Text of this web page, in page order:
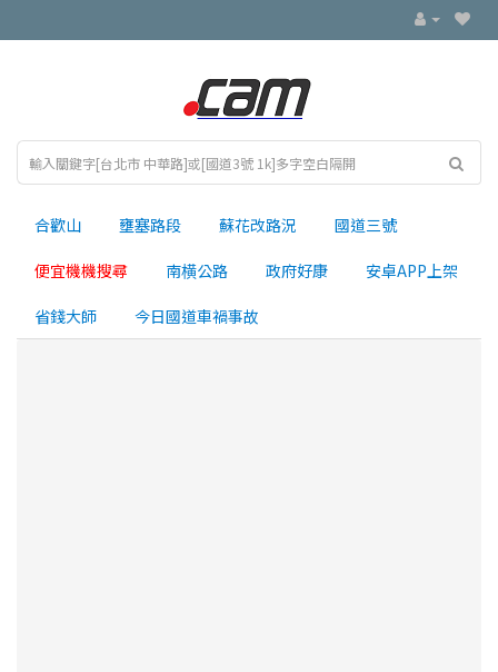
合歡山 壅塞路段 蘇花改路況 國道三號
便宜機機搜尋 南横公路 政府好康 安卓APP上架
省錢大師 今日國道車禍事故